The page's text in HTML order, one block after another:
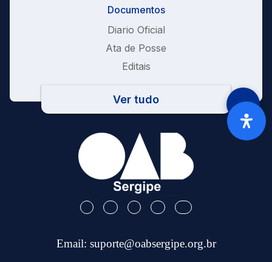
Documentos
Diario Oficial
Ata de Posse
Editais
Ver tudo
Email: suporte@oabsergipe.org.br